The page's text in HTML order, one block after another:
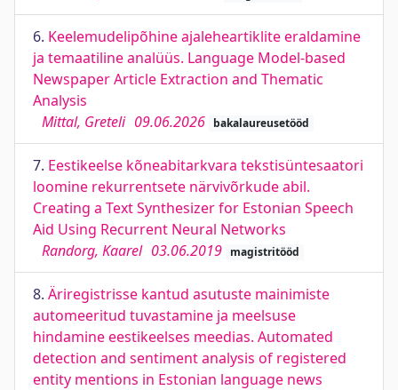
6. Keelemudelipõhine ajaleheartiklite eraldamine
ja temaatiline analüüs. Language Model-based
Newspaper Article Extraction and Thematic
Analysis
Mittal, Greteli 09.06.2026 bakalaureusetööd
7. Eestikeelse kõneabitarkvara tekstisüntesaatori
loomine rekurrentsete närvivõrkude abil.
Creating a Text Synthesizer for Estonian Speech
Aid Using Recurrent Neural Networks
Randorg, Kaarel 03.06.2019 magistritööd
8. Äriregistrisse kantud asutuste mainimiste
automeeritud tuvastamine ja meelsuse
hindamine eestikeelses meedias. Automated
detection and sentiment analysis of registered
entity mentions in Estonian language news